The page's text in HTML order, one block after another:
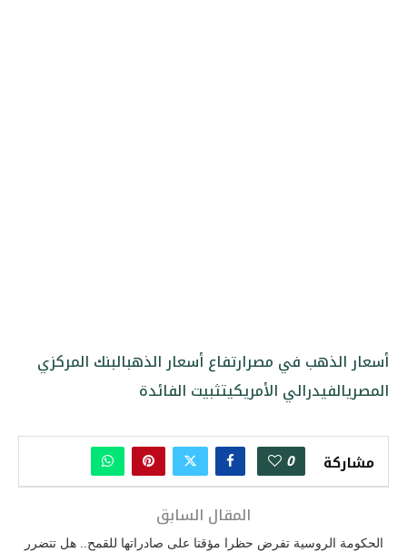
أسعار الذهب في مصرارتفاع أسعار الذهبالبنك المركزي
المصريالفيدرالي الأمريكيتثبيت الفائدة
مشاركة 0
المقال السابق
الحكومة الروسية تفرض حظرا مؤقتا على صادراتها للقمح.. هل تتضرر